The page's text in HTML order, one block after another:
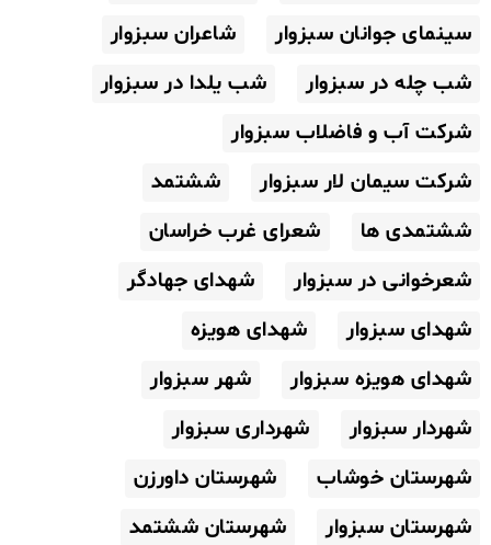
سینمای جوانان سبزوار
شاعران سبزوار
شب چله در سبزوار
شب یلدا در سبزوار
شرکت آب و فاضلاب سبزوار
شرکت سیمان لار سبزوار
ششتمد
ششتمدی ها
شعرای غرب خراسان
شعرخوانی در سبزوار
شهدای جهادگر
شهدای سبزوار
شهدای هویزه
شهدای هویزه سبزوار
شهر سبزوار
شهردار سبزوار
شهرداری سبزوار
شهرستان خوشاب
شهرستان داورزن
شهرستان سبزوار
شهرستان ششتمد